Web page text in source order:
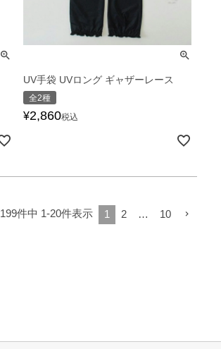
UV手袋 UVロング ギャザーレース
全2種
¥2,860税込
199件中 1-20件表示 1 2 … 10